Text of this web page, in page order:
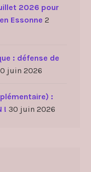
2026 pour
Essonne 2
: défense de
juin 2026
:
! 30 juin 2026